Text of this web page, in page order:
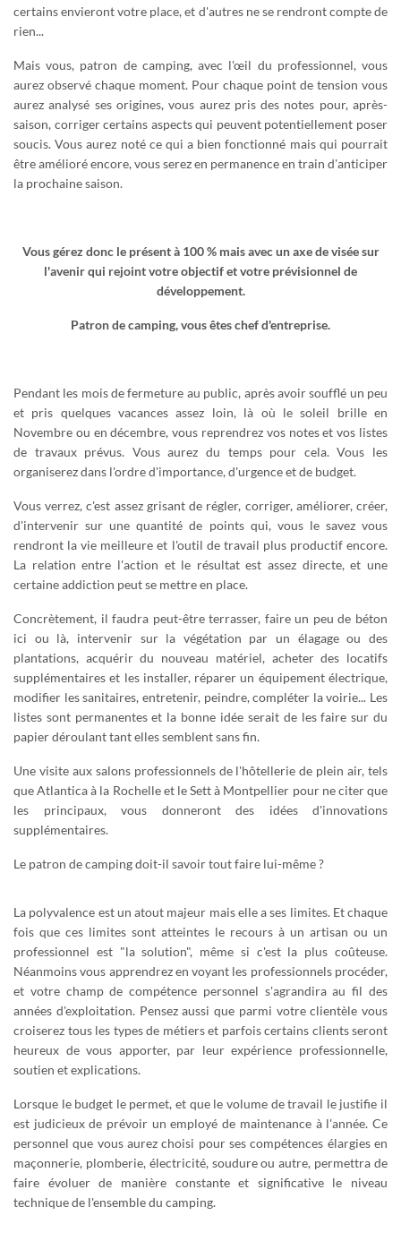
certains envieront votre place, et d'autres ne se rendront compte de
rien...
Mais vous, patron de camping, avec l'œil du professionnel, vous
aurez observé chaque moment. Pour chaque point de tension vous
aurez analysé ses origines, vous aurez pris des notes pour, après-
saison, corriger certains aspects qui peuvent potentiellement poser
soucis. Vous aurez noté ce qui a bien fonctionné mais qui pourrait
être amélioré encore, vous serez en permanence en train d'anticiper
la prochaine saison.
Vous gérez donc le présent à 100 % mais avec un axe de visée sur
l'avenir qui rejoint votre objectif et votre prévisionnel de
développement.
Patron de camping, vous êtes chef d'entreprise.
Pendant les mois de fermeture au public, après avoir soufflé un peu
et pris quelques vacances assez loin, là où le soleil brille en
Novembre ou en décembre, vous reprendrez vos notes et vos listes
de travaux prévus. Vous aurez du temps pour cela. Vous les
organiserez dans l'ordre d'importance, d'urgence et de budget.
Vous verrez, c'est assez grisant de régler, corriger, améliorer, créer,
d'intervenir sur une quantité de points qui, vous le savez vous
rendront la vie meilleure et l'outil de travail plus productif encore.
La relation entre l'action et le résultat est assez directe, et une
certaine addiction peut se mettre en place.
Concrètement, il faudra peut-être terrasser, faire un peu de béton
ici ou là, intervenir sur la végétation par un élagage ou des
plantations, acquérir du nouveau matériel, acheter des locatifs
supplémentaires et les installer, réparer un équipement électrique,
modifier les sanitaires, entretenir, peindre, compléter la voirie... Les
listes sont permanentes et la bonne idée serait de les faire sur du
papier déroulant tant elles semblent sans fin.
Une visite aux salons professionnels de l'hôtellerie de plein air, tels
que Atlantica à la Rochelle et le Sett à Montpellier pour ne citer que
les principaux, vous donneront des idées d'innovations
supplémentaires.
Le patron de camping doit-il savoir tout faire lui-même ?
La polyvalence est un atout majeur mais elle a ses limites. Et chaque
fois que ces limites sont atteintes le recours à un artisan ou un
professionnel est "la solution", même si c'est la plus coûteuse.
Néanmoins vous apprendrez en voyant les professionnels procéder,
et votre champ de compétence personnel s'agrandira au fil des
années d'exploitation. Pensez aussi que parmi votre clientèle vous
croiserez tous les types de métiers et parfois certains clients seront
heureux de vous apporter, par leur expérience professionnelle,
soutien et explications.
Lorsque le budget le permet, et que le volume de travail le justifie il
est judicieux de prévoir un employé de maintenance à l'année. Ce
personnel que vous aurez choisi pour ses compétences élargies en
maçonnerie, plomberie, électricité, soudure ou autre, permettra de
faire évoluer de manière constante et significative le niveau
technique de l'ensemble du camping.